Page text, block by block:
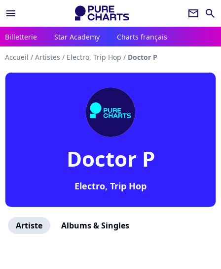
menu newsletter search
Billetterie Star Academy Charts français
Accueil / Artistes / Electro, Trip Hop / Doctor P
Doctor P
Electro, Trip Hop
Artiste Albums & Singles